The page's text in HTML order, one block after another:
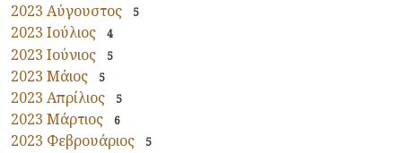
2023 Αύγουστος 5
2023 Ιούλιος 4
2023 Ιούνιος 5
2023 Μάιος 5
2023 Απρίλιος 5
2023 Μάρτιος 6
2023 Φεβρουάριος 5